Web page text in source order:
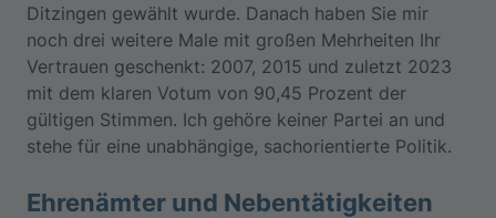
Ditzingen gewählt wurde. Danach haben Sie mir
noch drei weitere Male mit großen Mehrheiten Ihr
Vertrauen geschenkt: 2007, 2015 und zuletzt 2023
mit dem klaren Votum von 90,45 Prozent der
gültigen Stimmen. Ich gehöre keiner Partei an und
stehe für eine unabhängige, sachorientierte Politik.
Ehrenämter und Nebentätigkeiten